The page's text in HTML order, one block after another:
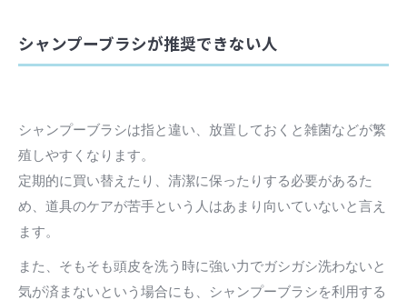
シャンプーブラシが推奨できない人
シャンプーブラシは指と違い、放置しておくと雑菌などが繁
殖しやすくなります。
定期的に買い替えたり、清潔に保ったりする必要があるた
め、道具のケアが苦手という人はあまり向いていないと言え
ます。
また、そもそも頭皮を洗う時に強い力でガシガシ洗わないと
気が済まないという場合にも、シャンプーブラシを利用する